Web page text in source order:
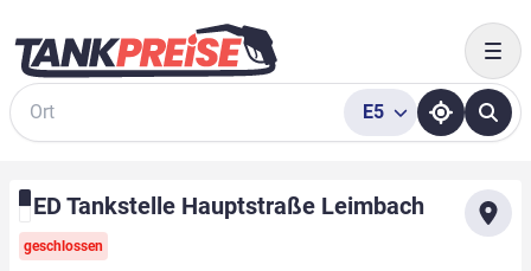
Suche
E5
ED Tankstelle Hauptstraße Leimbach
geschlossen